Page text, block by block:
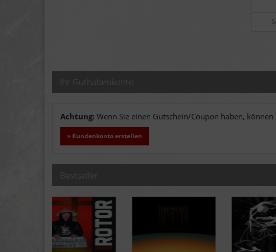
Ihr Guthabenkonto
Achtung: Wenn Sie einen Gutschein/Coupon haben,
» Kundenkonto erstellen
Bestseller